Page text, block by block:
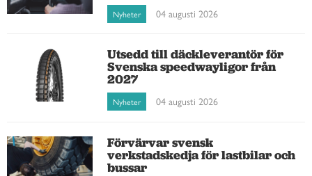
Nyheter 04 augusti 2026
Utsedd till däckleverantör för
Svenska speedwayligor från
2027
Nyheter 04 augusti 2026
Förvärvar svensk
verkstadskedja för lastbilar och
bussar